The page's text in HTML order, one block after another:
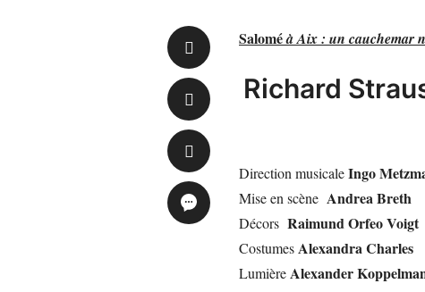
Saloméà Aix : un cauchemar
Richard
Direction musicaleIngo
Mise en scène Andrea Breth
Décors Raimund Orfeo Voigt
CostumesAlexandra Charles
LumièreAlexander